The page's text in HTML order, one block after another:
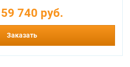
59 740 руб.
Заказать